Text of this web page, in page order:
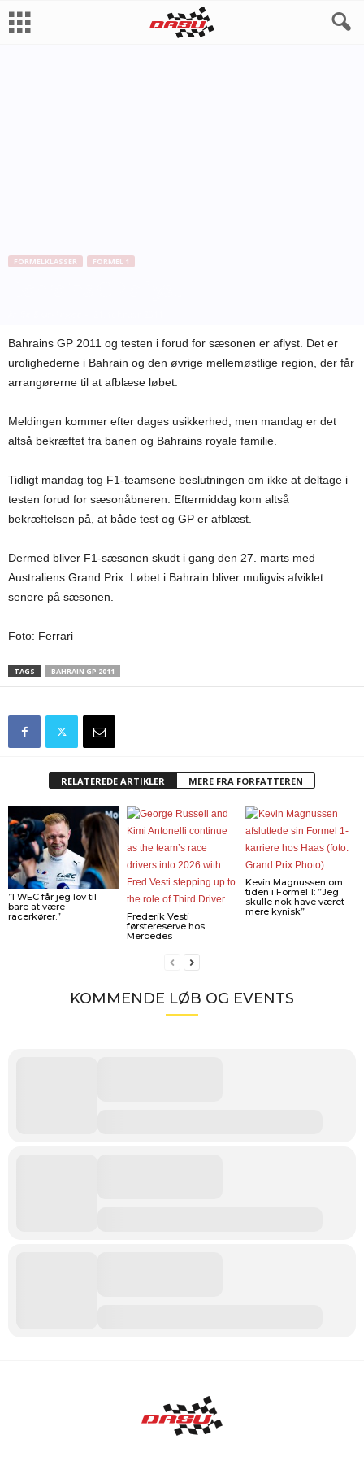
FORMELKLASSER FORMEL 1
Bahrains GP 2011 og testen i forud for sæsonen er aflyst. Det er
urolighederne i Bahrain og den øvrige mellemøstlige region, der får
arrangørerne til at afblæse løbet.
Meldingen kommer efter dages usikkerhed, men mandag er det
altså bekræftet fra banen og Bahrains royale familie.
Tidligt mandag tog F1-teamsene beslutningen om ikke at deltage i
testen forud for sæsonåbneren. Eftermiddag kom altså
bekræftelsen på, at både test og GP er afblæst.
Dermed bliver F1-sæsonen skudt i gang den 27. marts med
Australiens Grand Prix. Løbet i Bahrain bliver muligvis afviklet
senere på sæsonen.
Foto: Ferrari
TAGS BAHRAIN GP 2011
RELATEREDE ARTIKLER MERE FRA FORFATTEREN
”I WEC får jeg lov til
bare at være
racerkører.”
Frederik Vesti
førstereserve hos
Mercedes
Kevin Magnussen om
tiden i Formel 1: ”Jeg
skulle nok have været
mere kynisk”
KOMMENDE LØB OG EVENTS